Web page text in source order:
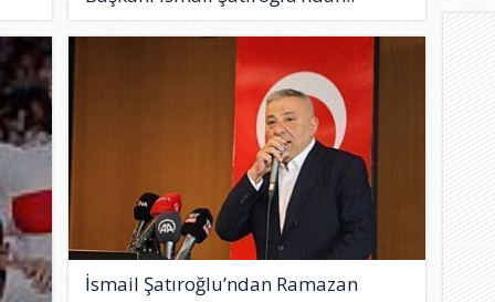
İsmail Şatıroğlu’ndan Ramazan